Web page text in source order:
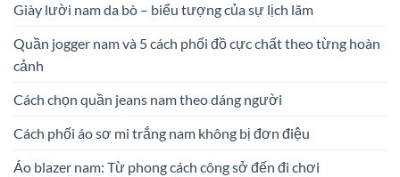
Giày lười nam da bò – biểu tượng của sự lịch lãm
Quần jogger nam và 5 cách phối đồ cực chất theo từng hoàn
cảnh
Cách chọn quần jeans nam theo dáng người
Cách phối áo sơ mi trắng nam không bị đơn điệu
Áo blazer nam: Từ phong cách công sở đến đi chơi